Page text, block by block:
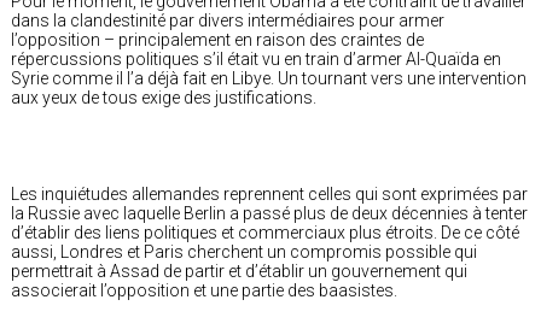
dans la clandestinité par divers intermédiaires pour armer
l’opposition – principalement en raison des craintes de
répercussions politiques s’il était vu en train d’armer Al-Quaïda en
Syrie comme il l’a déjà fait en Libye. Un tournant vers une intervention
aux yeux de tous exige des justifications.
Les inquiétudes allemandes reprennent celles qui sont exprimées par
la Russie avec laquelle Berlin a passé plus de deux décennies à tenter
d’établir des liens politiques et commerciaux plus étroits. De ce côté
aussi, Londres et Paris cherchent un compromis possible qui
permettrait à Assad de partir et d’établir un gouvernement qui
associerait l’opposition et une partie des baasistes.